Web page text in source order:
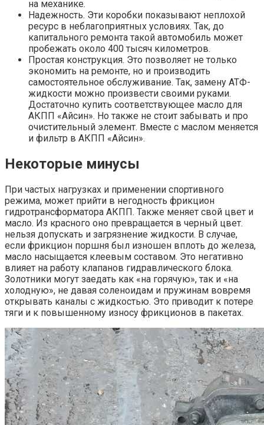
на механике.
Надежность. Эти коробки показывают неплохой
ресурс в неблагоприятных условиях. Так, до
капитального ремонта такой автомобиль может
пробежать около 400 тысяч километров.
Простая конструкция. Это позволяет не только
экономить на ремонте, но и производить
самостоятельное обслуживание. Так, замену АТФ-
жидкости можно произвести своими руками.
Достаточно купить соответствующее масло для
АКПП «Айсин». Но также не стоит забывать и про
очистительный элемент. Вместе с маслом меняется
и фильтр в АКПП «Айсин».
Некоторые минусы
При частых нагрузках и применении спортивного
режима, может прийти в негодность фрикцион
гидротрансформатора АКПП. Также меняет свой цвет и
масло. Из красного оно превращается в черный цвет.
нельзя допускать и загрязнение жидкости. В случае,
если фрикцион поршня был изношен вплоть до железа,
масло насыщается клеевым составом. Это негативно
влияет на работу клапанов гидравлического блока.
Золотники могут заедать как «на горячую», так и «на
холодную», не давая соленоидам и пружинам вовремя
открывать каналы с жидкостью. Это приводит к потере
тяги и к повышенному износу фрикционов в пакетах.